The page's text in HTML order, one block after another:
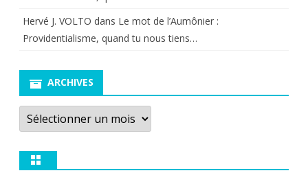
Hervé J. VOLTO dans Le mot de l’Aumônier :
Providentialisme, quand tu nous tiens…
ARCHIVES
Archives